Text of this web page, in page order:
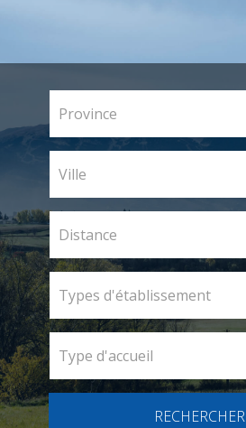
Province
Ville
Distance
Types d'établissement
Type d'accueil
RECHERCHER